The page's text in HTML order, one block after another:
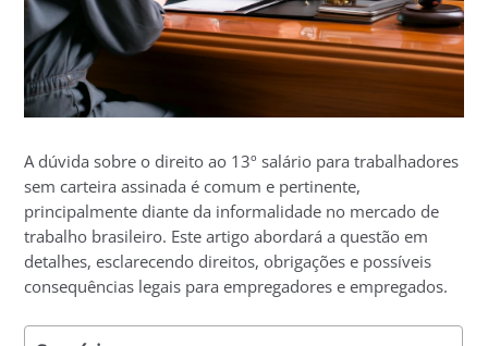
A dúvida sobre o direito ao 13º salário para trabalhadores
sem carteira assinada é comum e pertinente,
principalmente diante da informalidade no mercado de
trabalho brasileiro. Este artigo abordará a questão em
detalhes, esclarecendo direitos, obrigações e possíveis
consequências legais para empregadores e empregados.